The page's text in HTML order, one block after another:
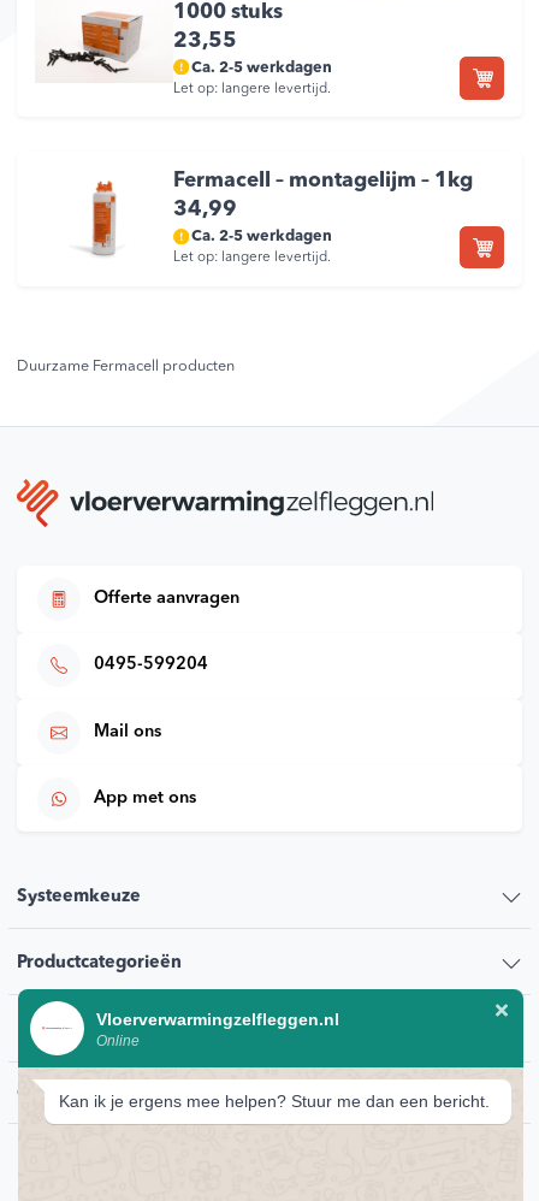
1000 stuks
23,55
Ca. 2-5 werkdagen
Let op: langere levertijd.
Fermacell – montagelijm – 1kg
34,99
Ca. 2-5 werkdagen
Let op: langere levertijd.
Duurzame Fermacell producten
Offerte aanvragen
0495-599204
Mail ons
App met ons
Systeemkeuze
Productcategorieën
Klantenservice
Contact
Vloerverwarmingzelfleggen.nl
Online
Kan ik je ergens mee helpen? Stuur me dan een bericht.